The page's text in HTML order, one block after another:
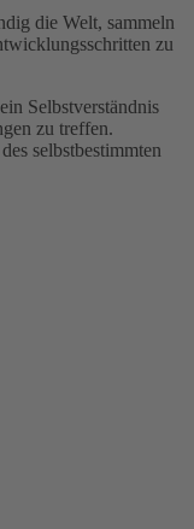
die Welt, sammeln
zu
Selbstverständnis
zu treffen.
selbstbestimmten